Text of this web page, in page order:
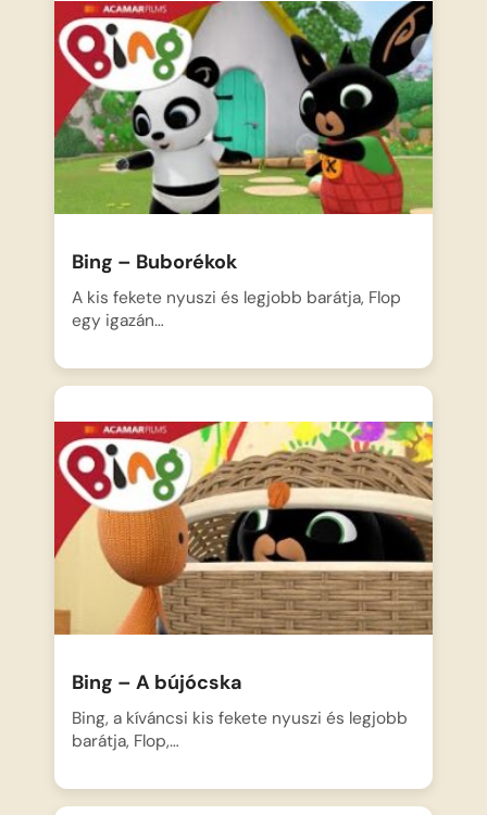
Bing – Buborékok
A kis fekete nyuszi és legjobb barátja, Flop
egy igazán…
Bing – A bújócska
Bing, a kíváncsi kis fekete nyuszi és legjobb
barátja, Flop,…